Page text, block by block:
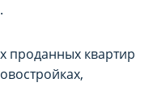
проданных квартир